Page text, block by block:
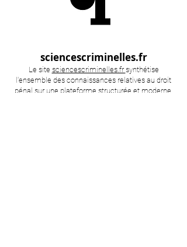
sciencescriminelles.fr
Le site sciencescriminelles.frsynthétise
l'ensemble des connaissances relatives au droit
pénal sur une plateforme structurée et moderne.